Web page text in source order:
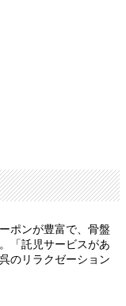
ポンが豊富で、骨盤
「託児サービスがあ
のリラクゼーション